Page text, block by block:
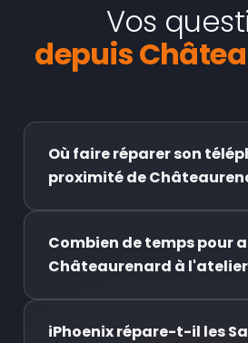
Vos
depuis
Où faire réparer son
proximité de
Combien de temps pour
Châteaurenard à l'atelier
iPhoenix répare-t-il les